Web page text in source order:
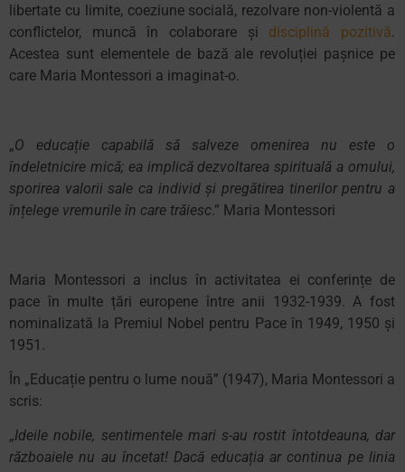
libertate cu limite, coeziune socială, rezolvare non-violentă a
conflictelor, muncă în colaborare și disciplină pozitivă.
Acestea sunt elementele de bază ale revoluției pașnice pe
care Maria Montessori a imaginat-o.
„O educație capabilă să salveze omenirea nu este o
îndeletnicire mică; ea implică dezvoltarea spirituală a omului,
sporirea valorii sale ca individ și pregătirea tinerilor pentru a
înțelege vremurile în care trăiesc.” Maria Montessori
Maria Montessori a inclus în activitatea ei conferințe de
pace în multe țări europene între anii 1932-1939. A fost
nominalizată la Premiul Nobel pentru Pace în 1949, 1950 și
1951.
În „Educație pentru o lume nouă” (1947), Maria Montessori a
scris:
„Ideile nobile, sentimentele mari s-au rostit întotdeauna, dar
războaiele nu au încetat! Dacă educația ar continua pe linia